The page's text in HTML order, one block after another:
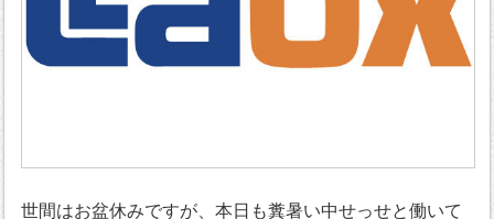
世間はお盆休みですが、本日も糞暑い中せっせと働いて